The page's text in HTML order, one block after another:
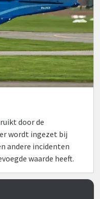
door de
wordt ingezet bij
andere incidenten
waarde heeft.